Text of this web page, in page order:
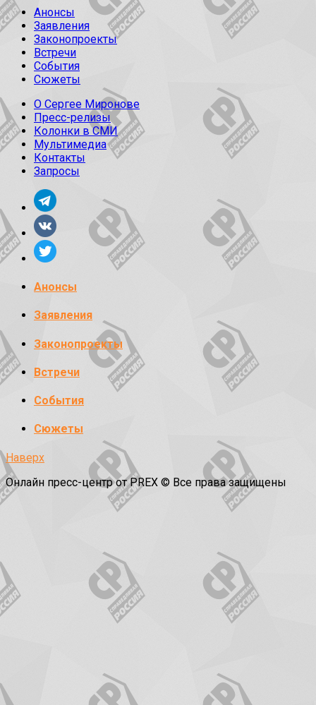
Анонсы
Заявления
Законопроекты
Встречи
События
Сюжеты
О Сергее Миронове
Пресс-релизы
Колонки в СМИ
Мультимедиа
Контакты
Запросы
Анонсы
Заявления
Законопроекты
Встречи
События
Сюжеты
Наверх
Онлайн пресс-центр от PREX © Все права защищены